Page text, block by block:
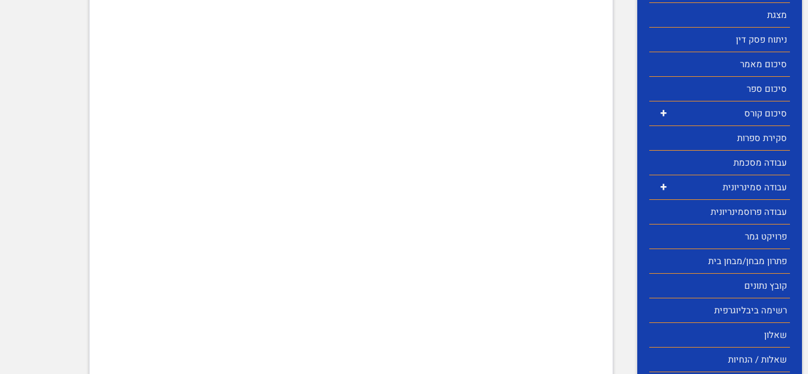
מצגת
ניתוח פסק דין
סיכום מאמר
סיכום ספר
+
סיכום קורס
סקירת ספרות
עבודה מסכמת
+
עבודה סמינריונית
עבודה פרוסמינריונית
פרויקט גמר
פתרון מבחן/מבחן בית
קובץ נתונים
רשימה ביבליוגרפית
שאלון
שאלות / הנחיות